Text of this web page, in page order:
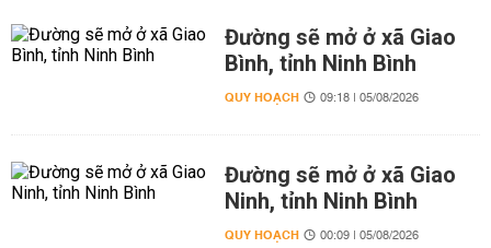
Đường sẽ mở ở xã Giao
Bình, tỉnh Ninh Bình
QUY HOẠCH 09:18 | 05/08/2026
Đường sẽ mở ở xã Giao
Ninh, tỉnh Ninh Bình
QUY HOẠCH 00:09 | 05/08/2026